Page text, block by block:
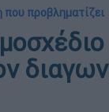
που προβληματίζει